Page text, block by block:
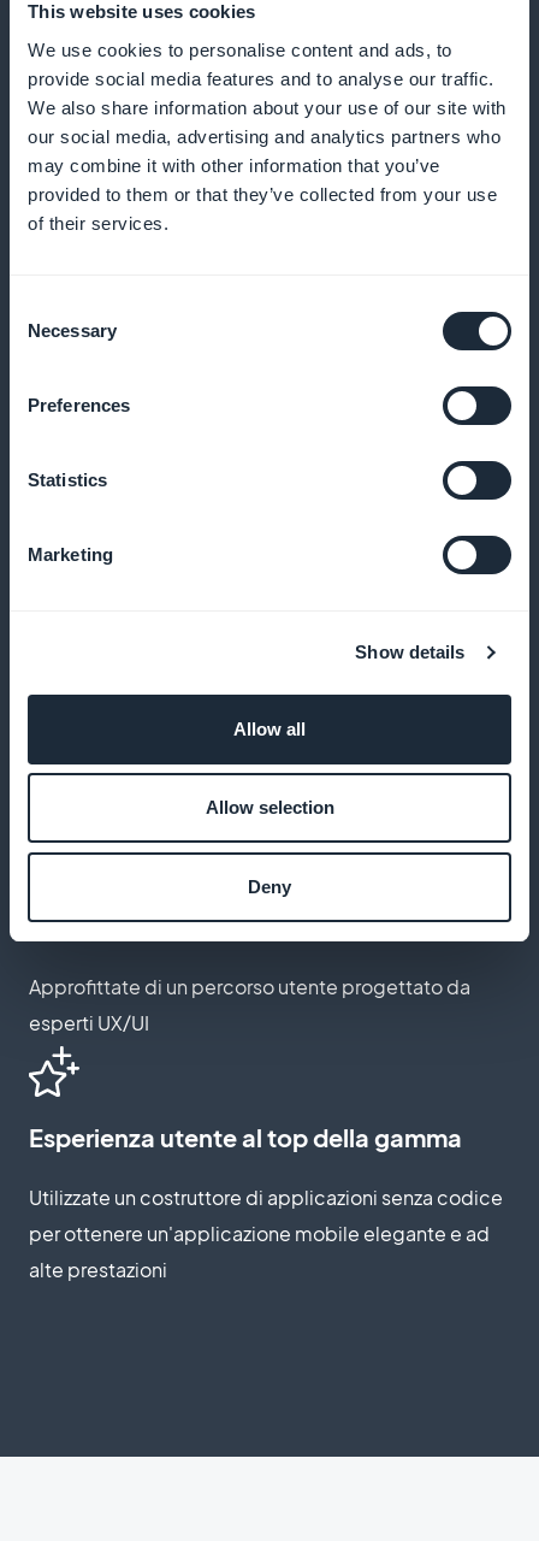
This website uses cookies
We use cookies to personalise content and ads, to
provide social media features and to analyse our traffic.
We also share information about your use of our site with
our social media, advertising and analytics partners who
may combine it with other information that you’ve
provided to them or that they’ve collected from your use
of their services.
Selection
Necessary
Preferences
Statistics
Marketing
Show details
Allow all
Allow selection
Deny
Analisi approfondita delle tendenze
Utilizzate dati accurati per perfezionare le offerte di
abbonamento
Catturate immediatamente l'attenzione con un
Massimizzate il vostro profitto con la ritenzione totale
Abbonamento personalizzato
Adattate l'aspetto della vostra pagina alla vostra
Processo di sottoscrizione ottimizzato
Approfittate di un percorso utente progettato da
esperti UX/UI
Esperienza utente al top della gamma
Utilizzate un costruttore di applicazioni senza codice
per ottenere un'applicazione mobile elegante e ad
alte prestazioni